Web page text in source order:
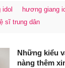
hương giang
sĩ trung dân
Những kiểu
nàng thêm